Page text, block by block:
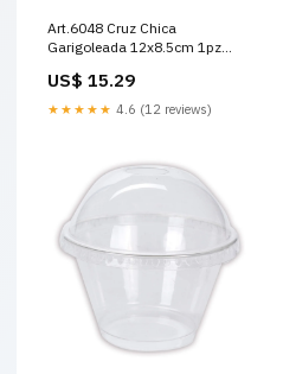
Art.6048 Cruz Chica
Garigoleada 12x8.5cm 1pz
US$ 15.29
★★★★★ 4.6 (12 reviews)